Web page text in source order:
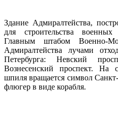
Здание Адмиралтейства,
для строительства
Главным штабом Военно-
Адмиралтейства лучами
Петербурга: Невский
Вознесенский проспект. На
шпиля вращаeтся символ
флюгер в виде корабля.